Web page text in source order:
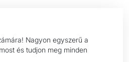
Nagyon egyszerű a
és tudjon meg minden